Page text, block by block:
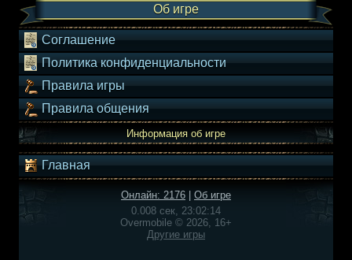
Об игре
Соглашение
Политика конфиденциальности
Правила игры
Правила общения
Информация об игре
Главная
Онлайн: 2176
Об игре
0.008 сек, 23:02:14
Overmobile © 2026, 16+
Другие игры